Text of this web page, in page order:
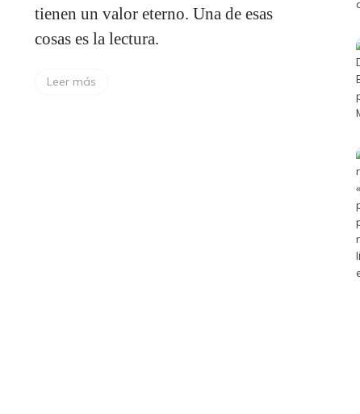
tienen un valor eterno. Una de esas
cosas es la lectura.
Leer más